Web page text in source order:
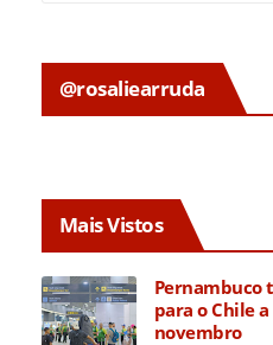
@rosaliearruda
Mais Vistos
Pernambuco
para o Chile
novembro